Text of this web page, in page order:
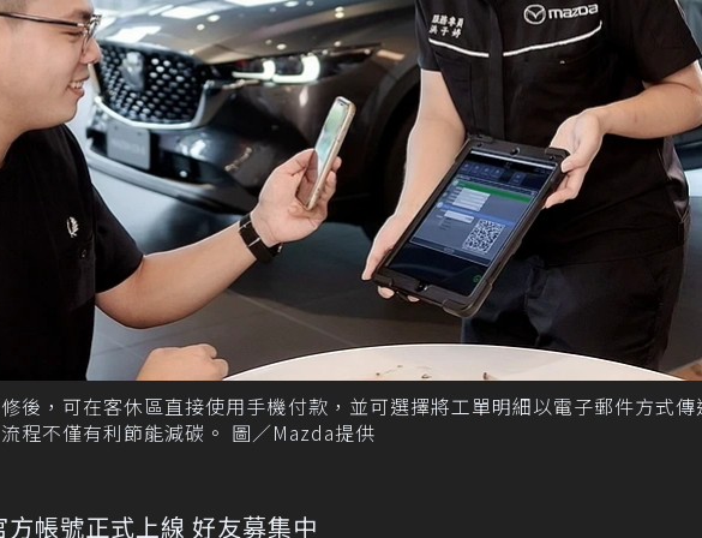
後，可在客休區直接使用手機付款，並可選擇將工單明細以電子郵件方式
程不僅有利節能減碳。 圖／Mazda提供
帳號正式上線 好友募集中